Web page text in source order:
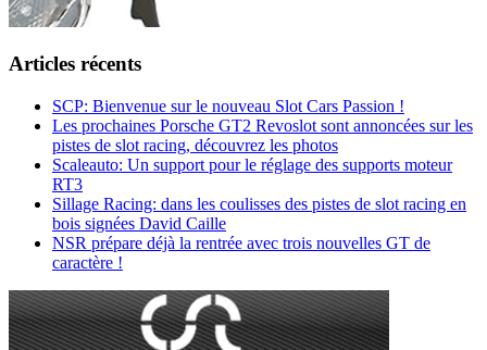
Articles récents
SCP: Bienvenue sur le nouveau Slot Cars Passion !
Les prochaines Porsche GT2 Revoslot sont annoncées sur les
pistes de slot racing, découvrez les photos
Scaleauto: Un support pour le réglage des supports moteur
RT3
Sillage Racing: dans les coulisses des pistes de slot racing en
bois signées David Caille
NSR prépare déjà la rentrée avec trois nouvelles GT de
caractère !